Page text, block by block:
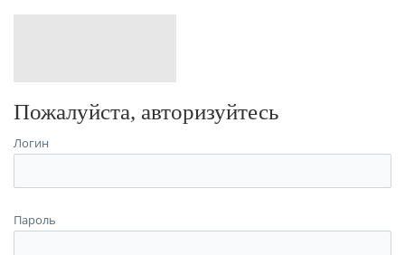
Пожалуйста, авторизуйтесь
Логин
Пароль